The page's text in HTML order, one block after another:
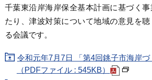
千葉東沿岸海岸保全基本計画に基づく
たり、津波対策について地域の意見を
る会議です。
令和元年7月7日 「第4回銚子市海岸
（PDFファイル : 545KB）